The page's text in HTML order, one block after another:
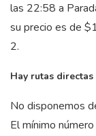
las 22:58 a
su precio es de
2.
Hay rutas
No disponemos
El mínimo